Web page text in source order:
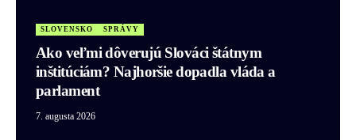
SLOVENSKO SPRÁVY
Ako veľmi dôverujú Slováci štátnym
inštitúciám? Najhoršie dopadla vláda a
parlament
7. augusta 2026